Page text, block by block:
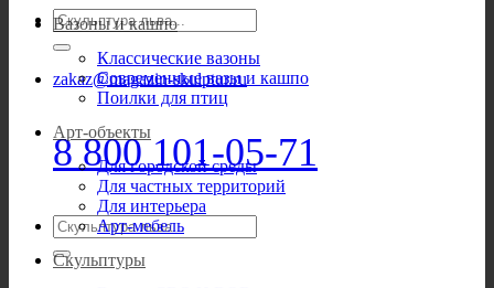
Искать:
zakaz@magazin-skulptur.ru
8 800 101-05-71
Искать:
Вазоны и кашпо
Классические вазоны
Современные вазы и кашпо
Поилки для птиц
Арт-объекты
Для городской среды
Для частных территорий
Для интерьера
Арт-мебель
Скульптуры